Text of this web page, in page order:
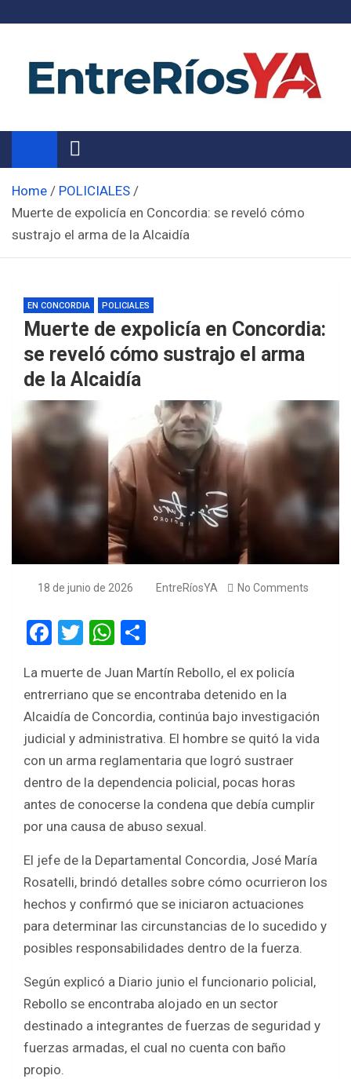
Noticias de Entre Ríos
Información de toda la provincia ahora
Home
POLICIALES
Muerte de expolicía en Concordia: se reveló cómo
sustrajo el arma de la Alcaidía
EN CONCORDIA POLICIALES
Muerte de expolicía en Concordia:
se reveló cómo sustrajo el arma
de la Alcaidía
18 de junio de 2026 EntreRíosYA No Comments
F
ce
b
o
o
k
T
tt
er
W
at
s
A
p
p
ar
e
La muerte de Juan Martín Rebollo, el ex policía
entrerriano que se encontraba detenido en la
Alcaidía de Concordia, continúa bajo investigación
judicial y administrativa. El hombre se quitó la vida
con un arma reglamentaria que logró sustraer
dentro de la dependencia policial, pocas horas
antes de conocerse la condena que debía cumplir
por una causa de abuso sexual.
El jefe de la Departamental Concordia, José María
Rosatelli, brindó detalles sobre cómo ocurrieron los
hechos y confirmó que se iniciaron actuaciones
para determinar las circunstancias de lo sucedido y
posibles responsabilidades dentro de la fuerza.
Según explicó a Diario junio el funcionario policial,
Rebollo se encontraba alojado en un sector
destinado a integrantes de fuerzas de seguridad y
fuerzas armadas, el cual no cuenta con baño
propio.